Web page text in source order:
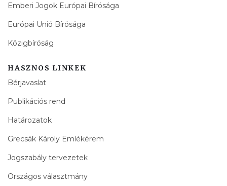
Emberi Jogok Európai Bírósága
Európai Unió Bírósága
Közigbíróság
HASZNOS LINKEK
Bérjavaslat
Publikációs rend
Határozatok
Grecsák Károly Emlékérem
Jogszabály tervezetek
Országos választmány